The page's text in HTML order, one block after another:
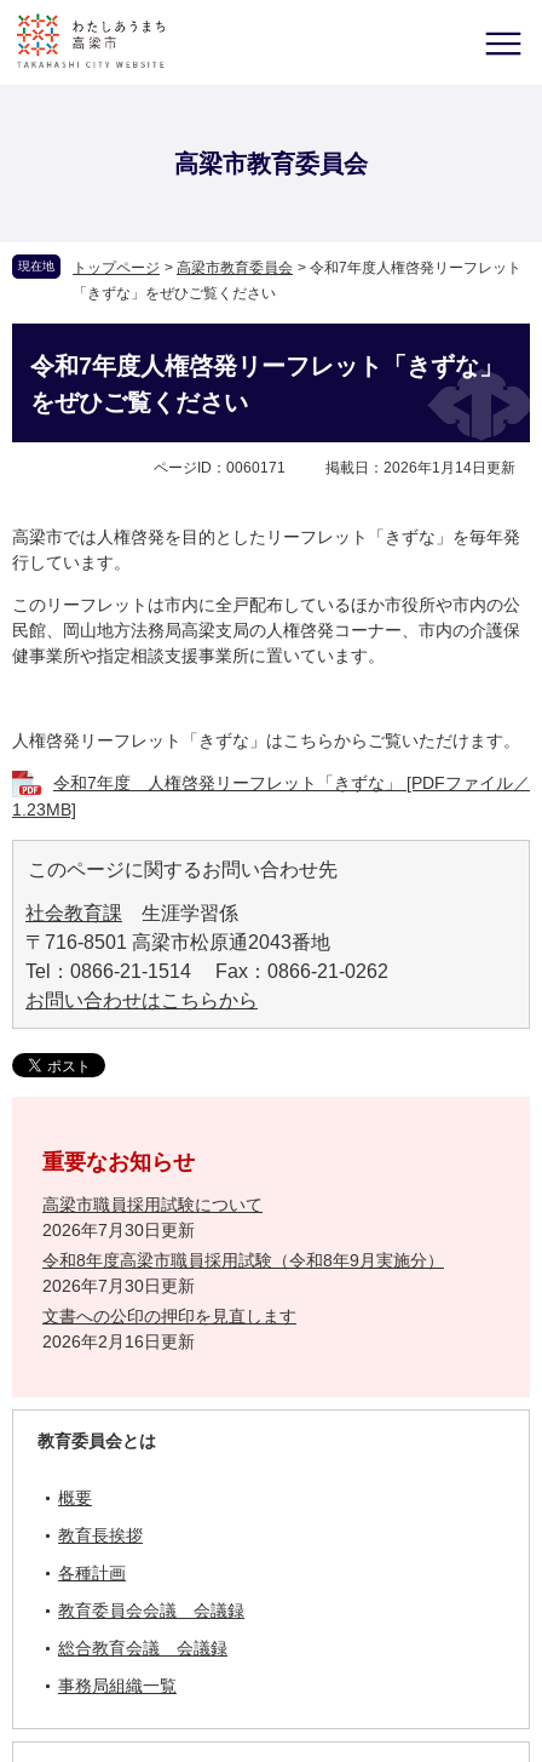
高梁市教育委員会
現在地 トップページ > 高梁市教育委員会 > 令和7年度人権啓発リーフレット
「きずな」をぜひご覧ください
令和7年度人権啓発リーフレット「きずな」
をぜひご覧ください
ページID：0060171 掲載日：2026年1月14日更新
高梁市では人権啓発を目的としたリーフレット「きずな」を毎年発
行しています。
このリーフレットは市内に全戸配布しているほか市役所や市内の公
民館、岡山地方法務局高梁支局の人権啓発コーナー、市内の介護保
健事業所や指定相談支援事業所に置いています。
人権啓発リーフレット「きずな」はこちらからご覧いただけます。
令和7年度 人権啓発リーフレット「きずな」 [PDFファイル／
1.23MB]
このページに関するお問い合わせ先
社会教育課 生涯学習係
〒716-8501 高梁市松原通2043番地
Tel：0866-21-1514 Fax：0866-21-0262
お問い合わせはこちらから
重要なお知らせ
高梁市職員採用試験について
2026年7月30日更新
令和8年度高梁市職員採用試験（令和8年9月実施分）
2026年7月30日更新
文書への公印の押印を見直します
2026年2月16日更新
教育委員会とは
概要
教育長挨拶
各種計画
教育委員会会議 会議録
総合教育会議 会議録
事務局組織一覧